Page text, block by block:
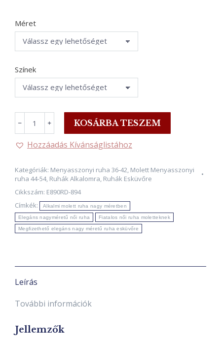
Méret
Színek
menyasszonyi
ruha
redőzéssel
36-
54-
es
méretig.
mennyiség
﹣ ﹢ KOSÁRBA TESZEM
Hozzáadás Kívánságlistához
Kategóriák: Menyasszonyi ruha 36-42, Molett Menyasszonyi
ruha 44-54, Ruhák Alkalomra, Ruhák Esküvőre
Cikkszám: E890RD-894
Címkék:
Alkalmi molett ruha nagy méretben
Elegáns nagyméretű női ruha Fiatalos női ruha moletteknek
Megfizethető elegáns nagy méretű ruha esküvőre
Leírás
További információk
Jellemzők